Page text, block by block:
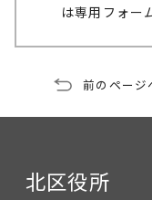
は専用フォー
前のページ
北区役所